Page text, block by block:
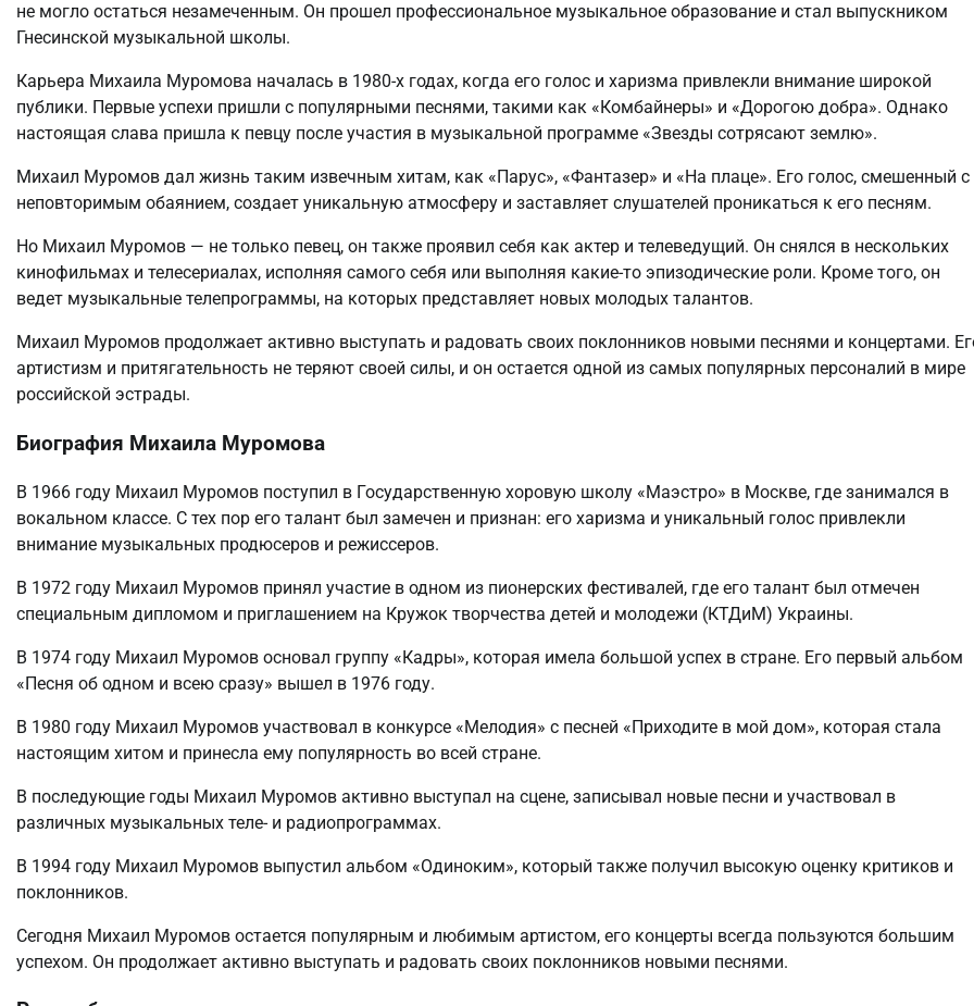
не могло остаться незамеченным. Он прошел профессиональное музыкальное образование и стал выпускником
Гнесинской музыкальной школы.
Карьера Михаила Муромова началась в 1980-х годах, когда его голос и харизма привлекли внимание широкой
публики. Первые успехи пришли с популярными песнями, такими как «Комбайнеры» и «Дорогою добра». Однако
настоящая слава пришла к певцу после участия в музыкальной программе «Звезды сотрясают землю».
Михаил Муромов дал жизнь таким извечным хитам, как «Парус», «Фантазер» и «На плаце». Его голос, смешенный с
неповторимым обаянием, создает уникальную атмосферу и заставляет слушателей проникаться к его песням.
Но Михаил Муромов — не только певец, он также проявил себя как актер и телеведущий. Он снялся в нескольких
кинофильмах и телесериалах, исполняя самого себя или выполняя какие-то эпизодические роли. Кроме того, он
ведет музыкальные телепрограммы, на которых представляет новых молодых талантов.
Михаил Муромов продолжает активно выступать и радовать своих поклонников новыми песнями и концертами.
артистизм и притягательность не теряют своей силы, и он остается одной из самых популярных персоналий в мире
российской эстрады.
Биография Михаила Муромова
В 1966 году Михаил Муромов поступил в Государственную хоровую школу «Маэстро» в Москве, где занимался в
вокальном классе. С тех пор его талант был замечен и признан: его харизма и уникальный голос привлекли
внимание музыкальных продюсеров и режиссеров.
В 1972 году Михаил Муромов принял участие в одном из пионерских фестивалей, где его талант был отмечен
специальным дипломом и приглашением на Кружок творчества детей и молодежи (КТДиМ) Украины.
В 1974 году Михаил Муромов основал группу «Кадры», которая имела большой успех в стране. Его первый альбом
«Песня об одном и всею сразу» вышел в 1976 году.
В 1980 году Михаил Муромов участвовал в конкурсе «Мелодия» с песней «Приходите в мой дом», которая стала
настоящим хитом и принесла ему популярность во всей стране.
В последующие годы Михаил Муромов активно выступал на сцене, записывал новые песни и участвовал в
различных музыкальных теле- и радиопрограммах.
В 1994 году Михаил Муромов выпустил альбом «Одиноким», который также получил высокую оценку критиков и
поклонников.
Сегодня Михаил Муромов остается популярным и любимым артистом, его концерты всегда пользуются большим
успехом. Он продолжает активно выступать и радовать своих поклонников новыми песнями.